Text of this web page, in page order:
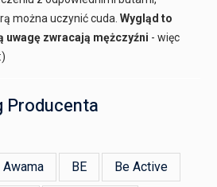
można uczynić cuda.Wygląd to
uwagę zwracają mężczyźni - więc
Producenta
Awama BE Be Active